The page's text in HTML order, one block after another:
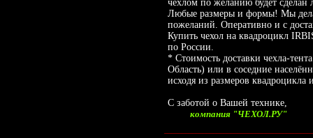
чехлом по желанию будет сделан
Любые размеры и формы! Мы
пожеланий. Оперативно и с
Купить чехол на квадроцикл
по России.
* Стоимость доставки чехла-
Область) или в соседние
исходя из размеров квадроцикла
С заботой о Вашей технике,
компания "ЧЕХОЛ.РУ"